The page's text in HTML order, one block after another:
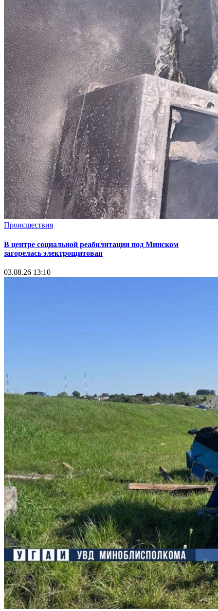
Происшествия
В центре социальной реабилитации под Минском
загорелась электрощитовая
03.08.26 13:10